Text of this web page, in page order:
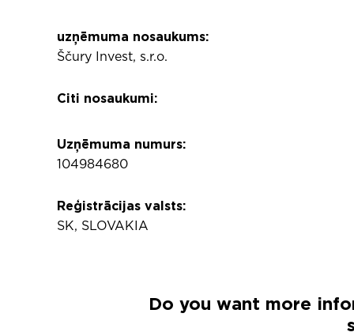
uzņēmuma nosaukums:
Ščury Invest, s.r.o.
Citi nosaukumi:
Uzņēmuma numurs:
104984680
Reģistrācijas valsts:
SK, SLOVAKIA
Do you want more